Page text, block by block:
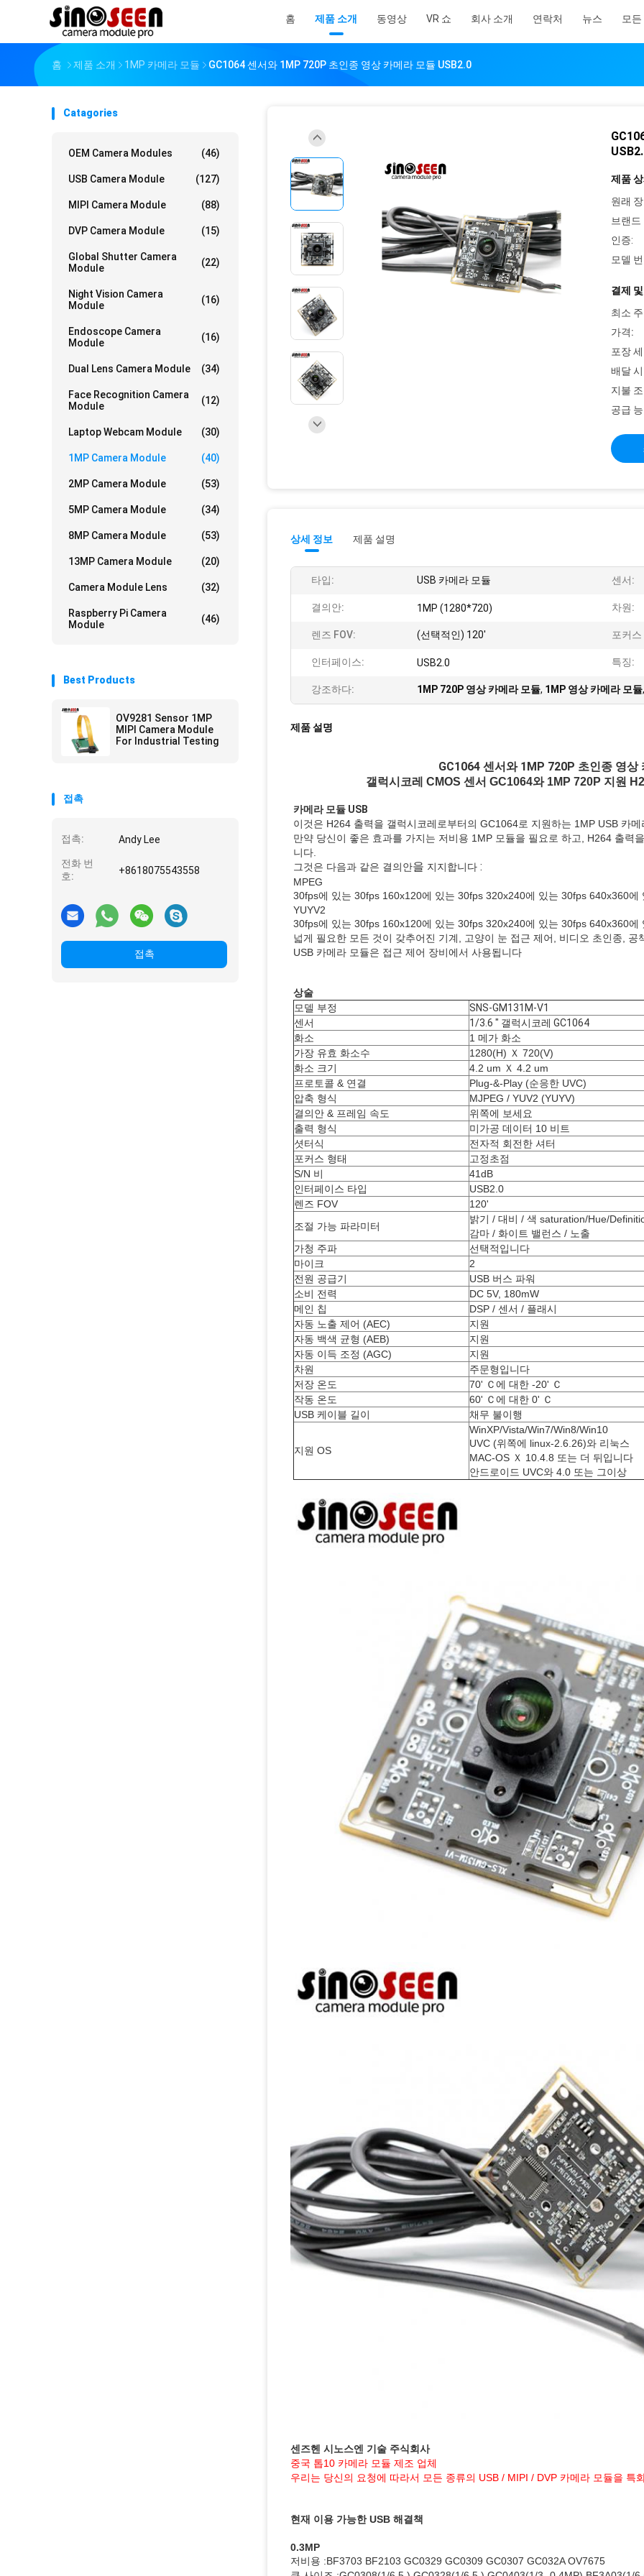
홈 제품 소개 동영상 VR 쇼 회사 소개 연락처 뉴스 모
홈 제품 소개 1MP 카메라 모듈 GC1064 센서와 1MP 720P 초인종 영상 카메라 모듈 USB2.0
Catagories
OEM Camera Modules (46)
USB Camera Module (127)
MIPI Camera Module (88)
DVP Camera Module (15)
Global Shutter Camera
Module
(22)
Night Vision Camera
Module
(16)
Endoscope Camera
Module
(16)
Dual Lens Camera Module (34)
Face Recognition Camera
Module
(12)
Laptop Webcam Module (30)
1MP Camera Module (40)
2MP Camera Module (53)
5MP Camera Module (34)
8MP Camera Module (53)
13MP Camera Module (20)
Camera Module Lens (32)
Raspberry Pi Camera
Module
(46)
Best Products
OV9281 Sensor 1MP
MIPI Camera Module
For Industrial Testing
접촉
접촉: Andy Lee
전화 번
호:
+8618075543558
접촉
제품
원래
브랜드
인증:
모델
결제
최소
가격:
포장
배달
지불
공급
상세 정보 제품 설명
타입: USB 카메라 모듈 센서:
결의안: 1MP (1280*720) 차원:
렌즈 FOV: (선택적인) 120' 포커
인터페이스: USB2.0 특징:
강조하다: 1MP 720P 영상 카메라 모듈, 1MP 영상 카메라 모듈
제품 설명
GC1064 센서와 1MP 720P 초인종 영상
갤럭시코레 CMOS 센서 GC1064와 1MP 720P 지원
카메라 모듈 USB
이것은 H264 출력을 갤럭시코레로부터의 GC1064로 지원하는 1MP USB 카
만약 당신이 좋은 효과를 가지는 저비용 1MP 모듈을 필요로 하고, H264 출력
니다.
그것은 다음과 같은 결의안을 지지합니다 :
MPEG
30fps에 있는 30fps 160x120에 있는 30fps 320x240에 있는 30fps 640x360
YUYV2
30fps에 있는 30fps 160x120에 있는 30fps 320x240에 있는 30fps 640x360
넓게 필요한 모든 것이 갖추어진 기계, 고양이 눈 접근 제어, 비디오 초인종,
USB 카메라 모듈은 접근 제어 장비에서 사용됩니다
상술
모델 부정
SNS-GM131M-V1
센서
1/3.6 " 갤럭시코레 GC1064
화소
1 메가 화소
가장 유효 화소수
1280(H) Ｘ 720(V)
화소 크기
4.2 um Ｘ 4.2 um
프로토콜 & 연결
Plug-&-Play (순응한 UVC)
압축 형식
MJPEG / YUV2 (YUYV)
결의안 & 프레임 속도
위쪽에 보세요
출력 형식
미가공 데이터 10 비트
셧터식
전자적 회전한 셔터
포커스 형태
고정초점
S/N 비
41dB
인터페이스 타입
USB2.0
렌즈 FOV
120'
조절 가능 파라미터
밝기 / 대비 / 색 saturation/Hue/
감마 / 화이트 밸런스 / 노출
가청 주파
선택적입니다
마이크
2
전원 공급기
USB 버스 파워
소비 전력
DC 5V, 180mW
메인 칩
DSP / 센서 / 플래시
자동 노출 제어 (AEC)
지원
자동 백색 균형 (AEB)
지원
자동 이득 조정 (AGC)
지원
차원
주문형입니다
저장 온도
70' Ｃ에 대한 -20' Ｃ
작동 온도
60' Ｃ에 대한 0' Ｃ
USB 케이블 길이
채무 불이행
지원 OS
WinXP/Vista/Win7/Win8/Win10
UVC (위쪽에 linux-2.6.26)와 리눅스
MAC-OS Ｘ 10.4.8 또는 더 뒤입니다
안드로이드 UVC와 4.0 또는 그이상
센즈헨 시노스엔 기술 주식회사
중국 톱10 카메라 모듈 제조 업체
우리는 당신의 요청에 따라서 모든 종류의 USB / MIPI / DVP 카메라 모듈을 특
현재 이용 가능한 USB 해결책
0.3MP
저비용 :BF3703 BF2103 GC0329 GC0309 GC0307 GC032A OV7675